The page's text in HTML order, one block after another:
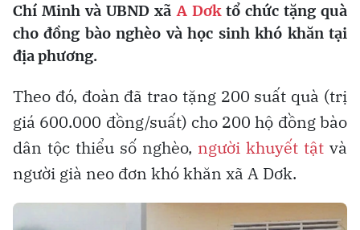
Chí Minh và UBND xãA Dơktổ chức tặng quà
cho đồng bào nghèo và học sinh khó khăn tại
địa phương.
Theo đó, đoàn đã trao tặng 200 suất quà (trị
giá 600.000 đồng/suất) cho 200 hộ đồng bào
dân tộc thiểu số nghèo, người khuyết tật và
người già neo đơn khó khăn xã A Dơk.